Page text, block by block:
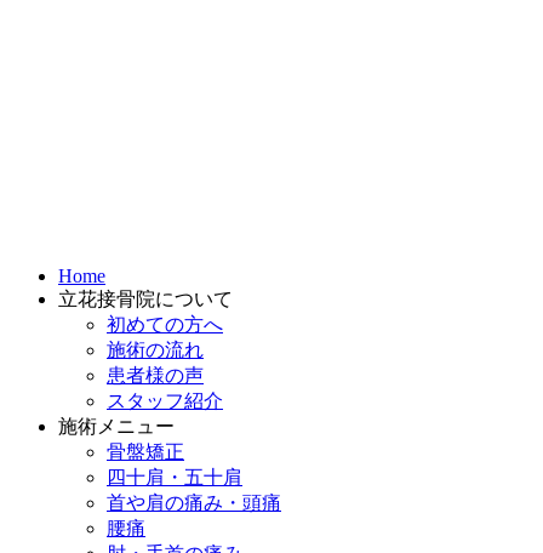
Home
立花接骨院について
初めての方へ
施術の流れ
患者様の声
スタッフ紹介
施術メニュー
骨盤矯正
四十肩・五十肩
首や肩の痛み・頭痛
腰痛